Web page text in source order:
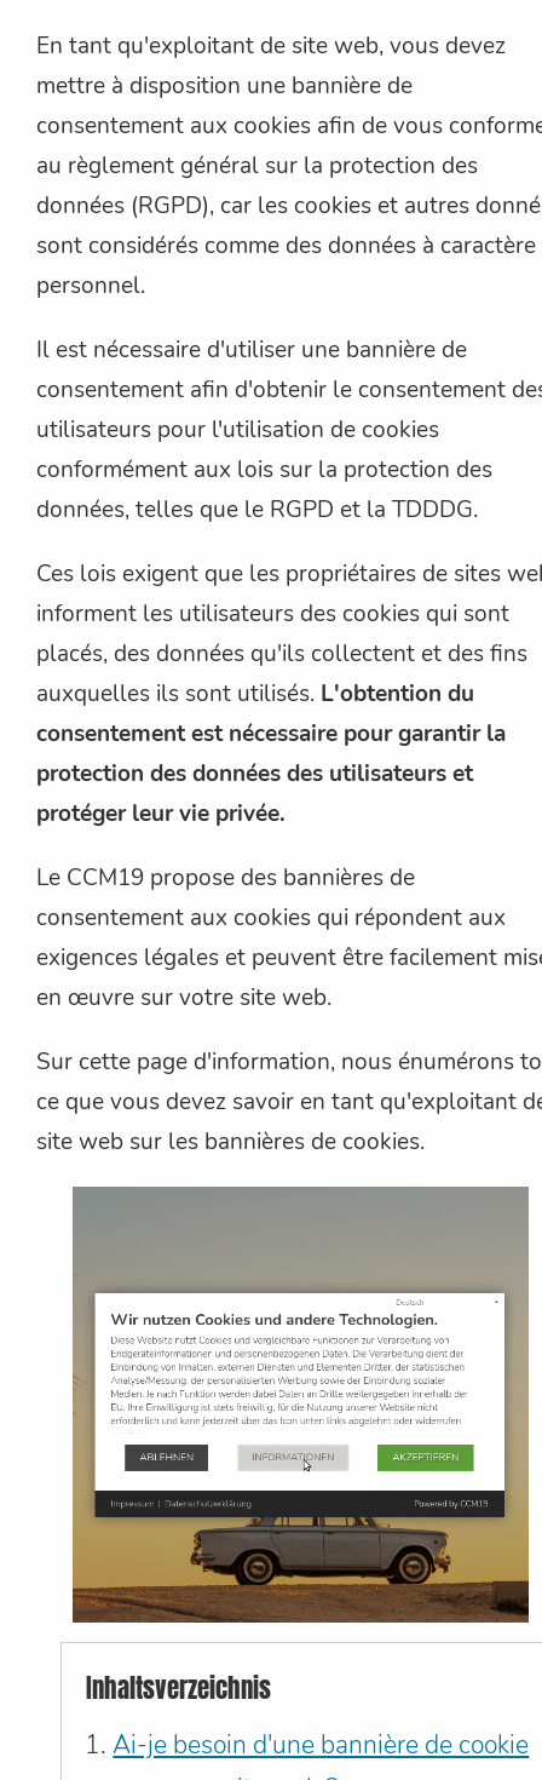
En tant qu'exploitant de site web, vous devez
mettre à disposition une bannière de
consentement aux cookies afin de vous
au règlement général sur la protection des
données (RGPD), car les cookies et autres
sont considérés comme des données à caractère
personnel.
Il est nécessaire d'utiliser une bannière de
consentement afin d'obtenir le consentement
utilisateurs pour l'utilisation de cookies
conformément aux lois sur la protection des
données, telles que le RGPD et la TDDDG.
Ces lois exigent que les propriétaires de sites
informent les utilisateurs des cookies qui sont
placés, des données qu'ils collectent et des fins
auxquelles ils sont utilisés. L'obtention du
consentement est nécessaire pour garantir la
protection des données des utilisateurs et
protéger leur vie privée.
Le CCM19 propose des bannières de
consentement aux cookies qui répondent aux
exigences légales et peuvent être facilement
en œuvre sur votre site web.
Sur cette page d'information, nous énumérons
ce que vous devez savoir en tant qu'exploitant
site web sur les bannières de cookies.
Inhaltsverzeichnis
Ai-je besoin d'une bannière de cookie